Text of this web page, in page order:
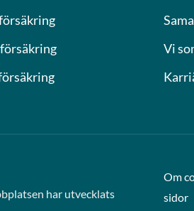
Vi
har utvecklats
Om
sidor